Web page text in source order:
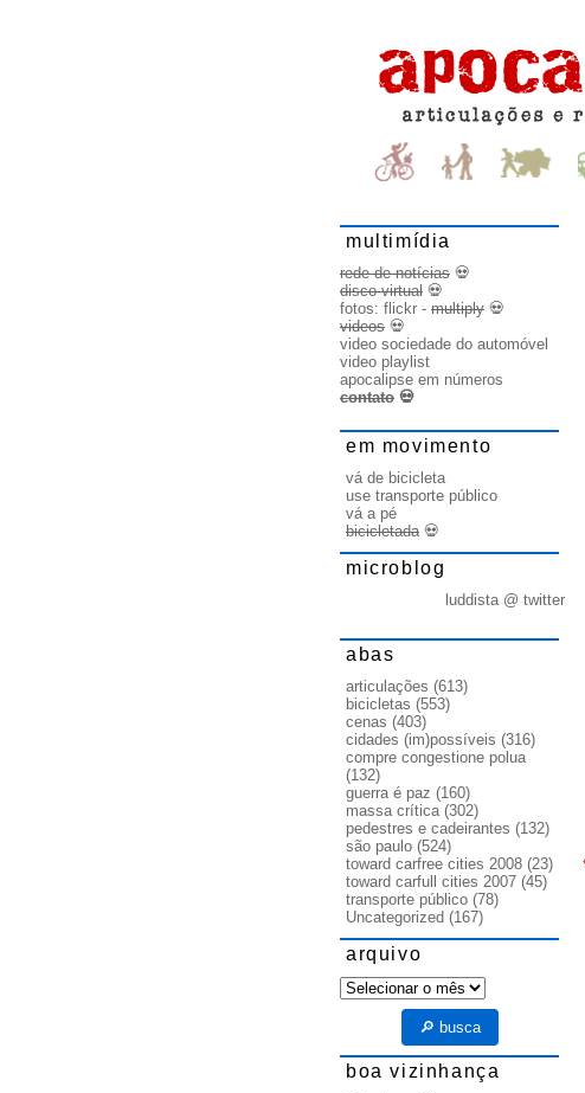
multimídia
rede de notícias 💀
disco virtual 💀
fotos: flickr - multiply 💀
videos 💀
video sociedade do automóvel
video playlist
apocalipse em números
contato 💀
em movimento
vá de bicicleta
use transporte público
vá a pé
bicicletada💀
microblog
luddista @ twitter
abas
articulações (613)
bicicletas (553)
cenas (403)
cidades (im)possíveis (316)
compre congestione polua
(132)
guerra é paz (160)
massa crítica(302)
pedestres e cadeirantes (132)
são paulo (524)
toward carfree cities 2008 (23)
toward carfull cities 2007 (45)
transporte público (78)
Uncategorized (167)
arquivo
arquivo
🔎 busca
boa vizinhança